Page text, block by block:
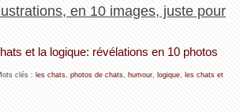
en 10 images, juste pour
et la logique: révélations en 10 photos
clés : les chats, photos de chats, humour, logique, les chats et